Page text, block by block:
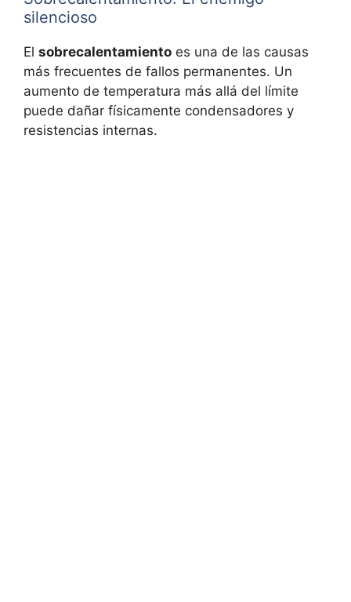
silencioso
El sobrecalentamiento es una de las causas
más frecuentes de fallos permanentes. Un
aumento de temperatura más allá del límite
puede dañar físicamente condensadores y
resistencias internas.